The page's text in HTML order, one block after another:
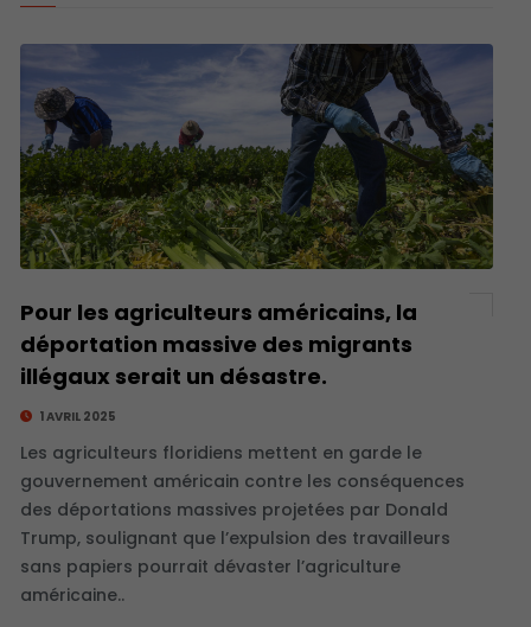
Pour les agriculteurs américains, la
déportation massive des migrants
illégaux serait un désastre.
1 AVRIL 2025
Les agriculteurs floridiens mettent en garde le
gouvernement américain contre les conséquences
des déportations massives projetées par Donald
Trump, soulignant que l’expulsion des travailleurs
sans papiers pourrait dévaster l’agriculture
américaine..